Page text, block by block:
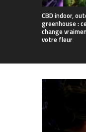
CBD indoor,
greenhouse :
change
votre fleur